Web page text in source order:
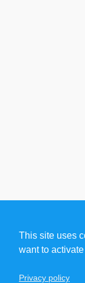
This site uses
want to activate
Privacy policy